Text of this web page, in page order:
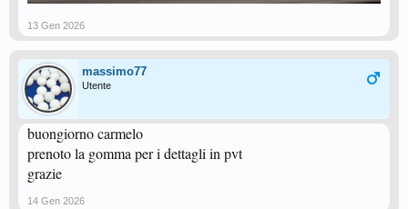
13 Gen 2026
massimo77
Utente
buongiorno carmelo
prenoto la gomma per i dettagli in pvt
grazie
14 Gen 2026